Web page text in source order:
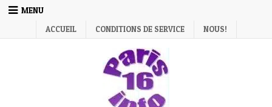
Skip
MENU
ACCUEIL
CONDITIONS DE SERVICE NOUS!